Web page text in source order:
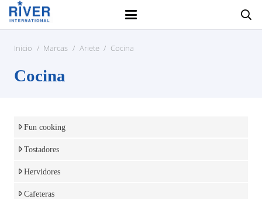
Inicio / Marcas / Ariete / Cocina
Cocina
Fun cooking
Tostadores
Hervidores
Cafeteras